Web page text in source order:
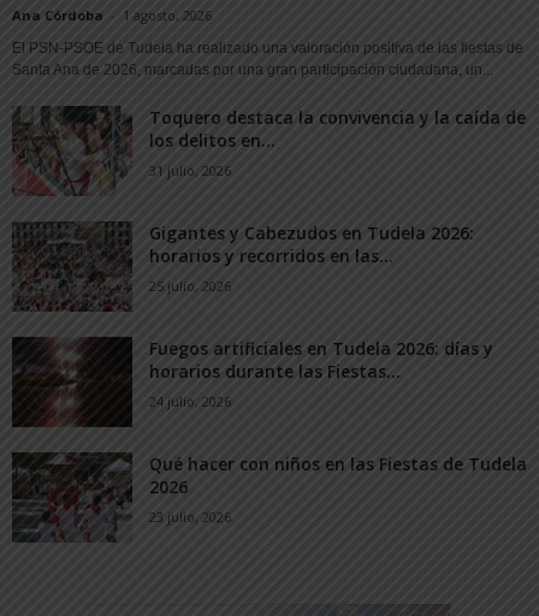
Ana Córdoba - 1 agosto, 2026
El PSN-PSOE de Tudela ha realizado una valoración positiva de las fiestas de
Santa Ana de 2026, marcadas por una gran participación ciudadana, un...
Toquero destaca la convivencia y la caída de
los delitos en...
31 julio, 2026
Gigantes y Cabezudos en Tudela 2026:
horarios y recorridos en las...
25 julio, 2026
Fuegos artificiales en Tudela 2026: días y
horarios durante las Fiestas...
24 julio, 2026
Qué hacer con niños en las Fiestas de Tudela
2026
23 julio, 2026